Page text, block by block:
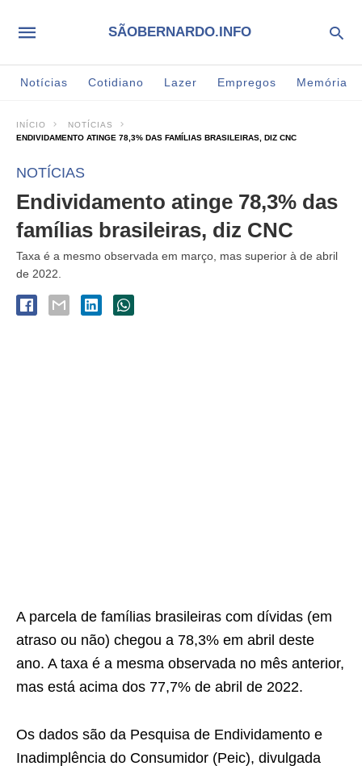
SÃOBERNARDO.INFO
Notícias Cotidiano Lazer Empregos Memória
INÍCIO
NOTÍCIAS
ENDIVIDAMENTO ATINGE 78,3% DAS FAMÍLIAS BRASILEIRAS, DIZ CNC
NOTÍCIAS
Endividamento atinge 78,3% das
famílias brasileiras, diz CNC
Taxa é a mesmo observada em março, mas superior à de abril
de 2022.
A parcela de famílias brasileiras com dívidas (em
atraso ou não) chegou a 78,3% em abril deste
ano. A taxa é a mesma observada no mês anterior,
mas está acima dos 77,7% de abril de 2022.
Os dados são da Pesquisa de Endividamento e
Inadimplência do Consumidor (Peic), divulgada